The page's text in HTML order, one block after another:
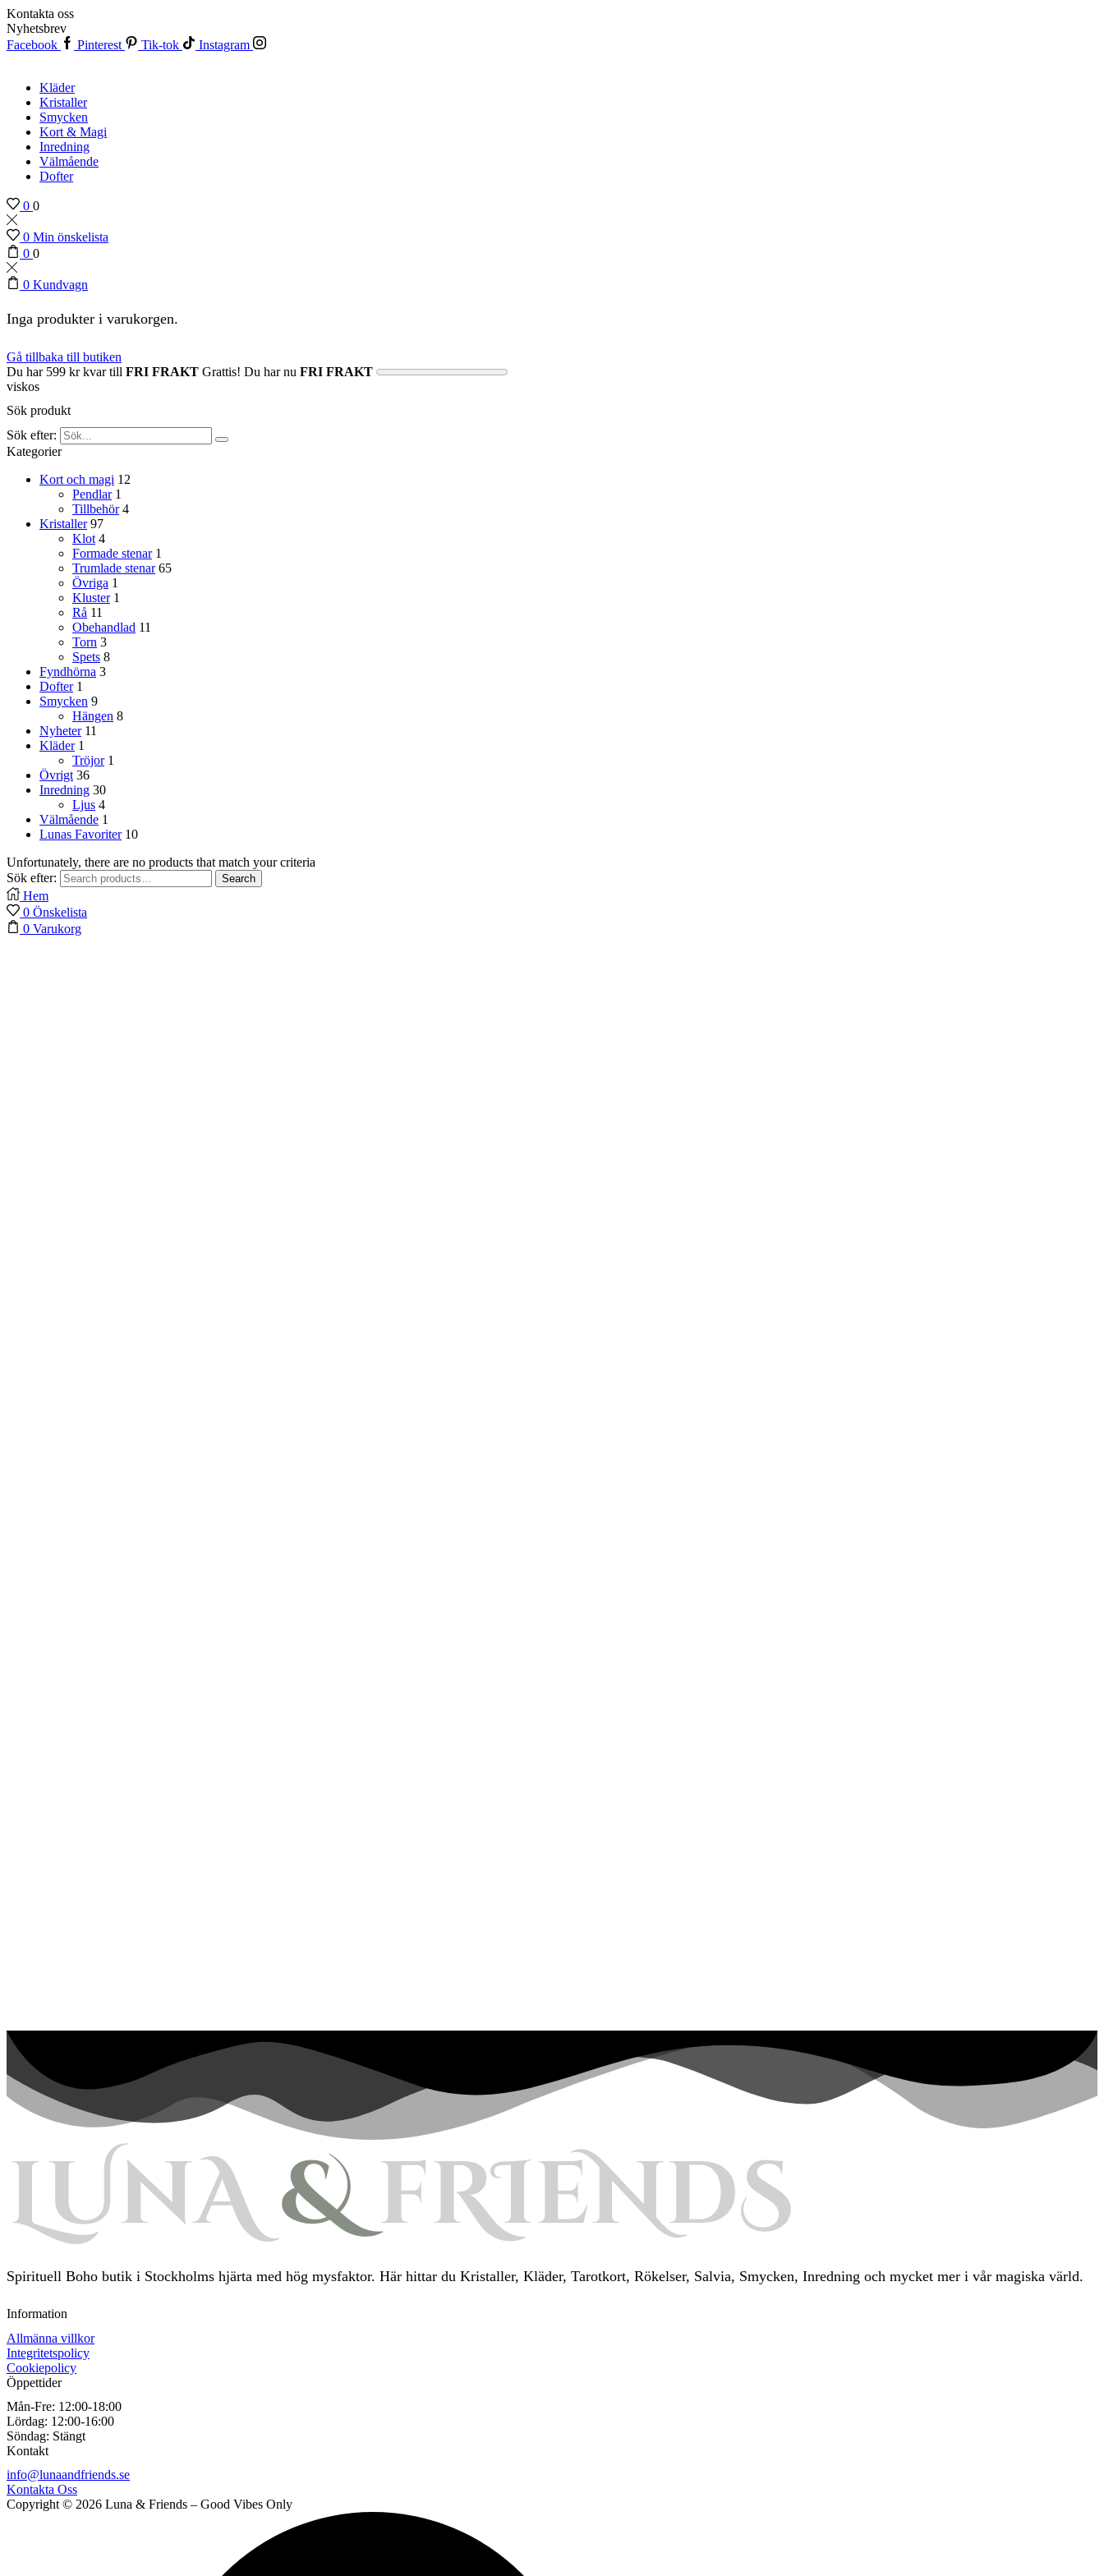
Kontakta oss
Nyhetsbrev
Facebook
Pinterest Tik-tok Instagram
Kläder
Kristaller
Smycken
Kort & Magi
Inredning
Välmående
Dofter
0 0
0 Min önskelista
0 0
0 Kundvagn
Inga produkter i varukorgen.
Gå tillbaka till butiken
Du har 599 krkvar till FRI FRAKT Grattis! Du har nu FRI FRAKT
viskos
Sök produkt
Sök efter:
Kategorier
Kort och magi 12
Pendlar 1
Tillbehör 4
Kristaller 97
Klot 4
Formade stenar 1
Trumlade stenar 65
Övriga 1
Kluster 1
Rå 11
Obehandlad 11
Torn 3
Spets 8
Fyndhörna 3
Dofter 1
Smycken 9
Hängen 8
Nyheter 11
Kläder 1
Tröjor 1
Övrigt 36
Inredning 30
Ljus 4
Välmående 1
Lunas Favoriter 10
Unfortunately, there are no products that match your criteria
Sök efter:
Search
Hem
0 Önskelista
0 Varukorg
Spirituell Boho butik i Stockholms hjärta med hög mysfaktor. Här hittar du Kristaller, Kläder, Tarotkort, Rökelser, Salvia, Smycken, Inredning och mycket mer i vår magiska värld.
Information
Allmänna villkor
Integritetspolicy
Cookiepolicy
Öppettider
Mån-Fre: 12:00-18:00
Lördag: 12:00-16:00
Söndag: Stängt
Kontakt
info@lunaandfriends.se
Kontakta Oss
Copyright © 2026 Luna & Friends – Good Vibes Only